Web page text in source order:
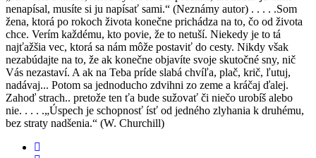
nenapísal, musíte si ju napísať sami.“ (Neznámy autor) . . . . .Som
žena, ktorá po rokoch života konečne prichádza na to, čo od života
chce. Verím každému, kto povie, že to netuší. Niekedy je to tá
najťažšia vec, ktorá sa nám môže postaviť do cesty. Nikdy však
nezabúdajte na to, že ak konečne objavíte svoje skutočné sny, nič
Vás nezastaví. A ak na Teba príde slabá chvíľa, plač, krič, ľutuj,
nadávaj... Potom sa jednoducho zdvihni zo zeme a kráčaj ďalej.
Zahoď strach.. pretože ten ťa bude sužovať či niečo urobíš alebo
nie. . . . .„Úspech je schopnosť ísť od jedného zlyhania k druhému,
bez straty nadšenia.“ (W. Churchill)